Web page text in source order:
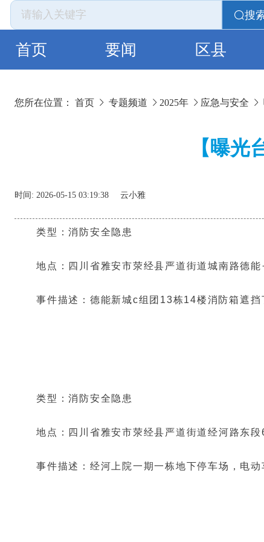
搜
首页 要闻 区县
您所在位置： 首页 专题频道 2025年 应急与安全
【曝光
时间: 2026-05-15 03:19:38 云小雅
类型：消防安全隐患
地点：四川省雅安市荥经县严道街道城南路德能
事件描述：德能新城c组团13栋14楼消防箱遮
类型：消防安全隐患
地点：四川省雅安市荥经县严道街道经河路东段
事件描述：经河上院一期一栋地下停车场，电